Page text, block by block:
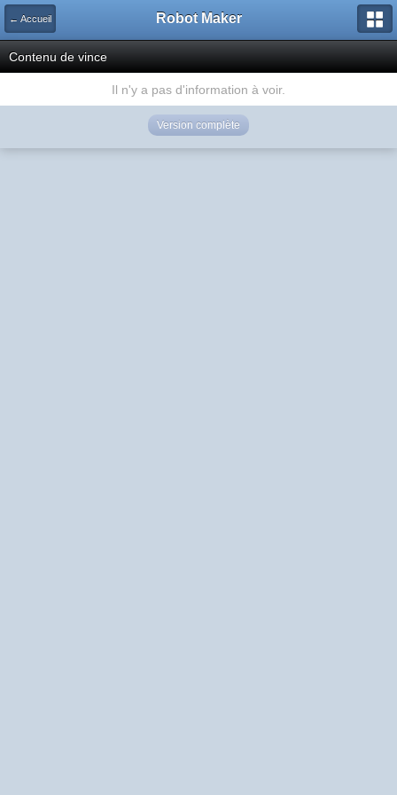
← Accueil Robot Maker
Contenu de vince
Il n'y a pas d'information à voir.
Version complète